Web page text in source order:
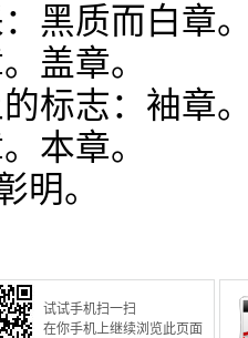
黑质而白章
盖章。
标志：袖章
本章。
明。
试试手机扫一扫
在你手机上继续浏览此页面